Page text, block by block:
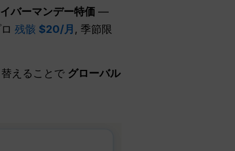
バーマンデー特価 —
残骸 $20/月 , 季節限
えることで グローバル